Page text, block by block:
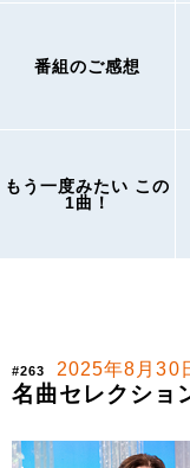
番組のご感想
もう一度みたい この
1曲！
#263 2025年8月30
名曲セレクショ